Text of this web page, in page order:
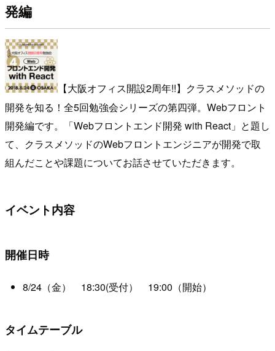
発編
【大阪オフィス開設2周年!!】クラスメソッドの
開発を知る！全5回勉強会シリーズの第四弾。Webフロント
開発編です。「Webフロントエンド開発 with React」と題し
て、クラスメソッドのWebフロントエンジニアが開発で取
組んだことや課題についてお話させていただきます。
イベント内容
開催日時
8/24（金） 18:30(受付） 19:00（開始）
タイムテーブル